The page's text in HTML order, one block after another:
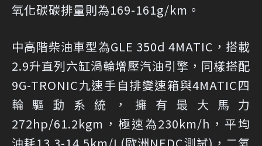
氧化碳碳排量則為169-161g/km。
中高階柴油車型為GLE 350d 4MATIC，搭載
2.9升直列六缸渦輪增壓汽油引擎，同樣搭配
9G-TRONIC九速手自排變速箱與4MATIC四
輪驅動系統，擁有最大馬力
272hp/61.2kgm，極速為230km/h，平均